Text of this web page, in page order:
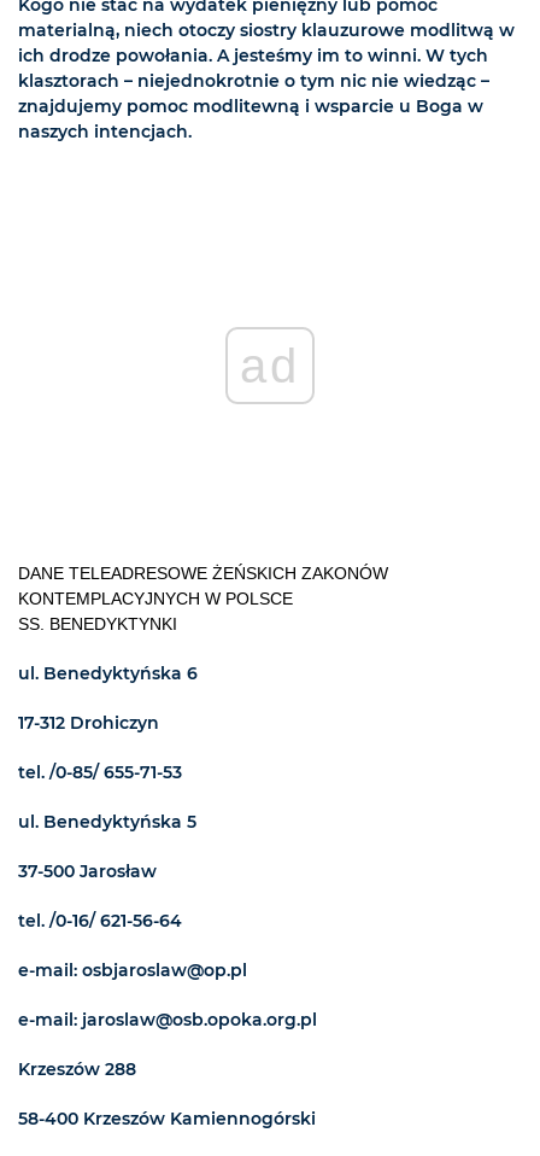
Kogo nie stać na wydatek pieniężny lub pomoc
materialną, niech otoczy siostry klauzurowe modlitwą w
ich drodze powołania. A jesteśmy im to winni. W tych
klasztorach – niejednokrotnie o tym nic nie wiedząc –
znajdujemy pomoc modlitewną i wsparcie u Boga w
naszych intencjach.
ad
DANE TELEADRESOWE ŻEŃSKICH ZAKONÓW
KONTEMPLACYJNYCH W POLSCE
SS. BENEDYKTYNKI
ul. Benedyktyńska 6
17-312 Drohiczyn
tel. /0-85/ 655-71-53
ul. Benedyktyńska 5
37-500 Jarosław
tel. /0-16/ 621-56-64
e-mail: osbjaroslaw@op.pl
e-mail: jaroslaw@osb.opoka.org.pl
Krzeszów 288
58-400 Krzeszów Kamiennogórski